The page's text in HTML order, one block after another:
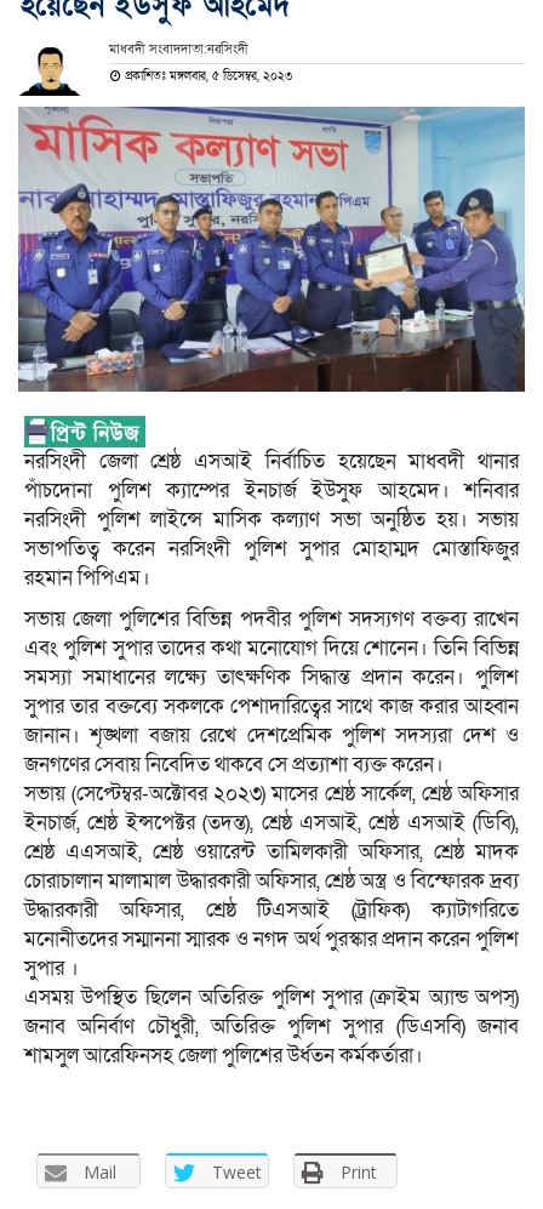
মাধবদী সংবাদদাতা:নরসিংদী
প্রকাশিতঃ মঙ্গলবার, ৫ ডিসেম্বর, ২০২৩
নরসিংদী জেলা শ্রেষ্ঠ এসআই নির্বাচিত হয়েছেন মাধবদী থানার
পাঁচদোনা পুলিশ ক্যাম্পের ইনচার্জ ইউসুফ আহমেদ। শনিবার
নরসিংদী পুলিশ লাইন্সে মাসিক কল্যাণ সভা অনুষ্ঠিত হয়। সভায়
সভাপতিত্ব করেন নরসিংদী পুলিশ সুপার মোহাম্মদ মোস্তাফিজুর
রহমান পিপিএম।
সভায় জেলা পুলিশের বিভিন্ন পদবীর পুলিশ সদস্যগণ বক্তব্য রাখেন
এবং পুলিশ সুপার তাদের কথা মনোযোগ দিয়ে শোনেন। তিনি বিভিন্ন
সমস্যা সমাধানের লক্ষ্যে তাৎক্ষণিক সিদ্ধান্ত প্রদান করেন। পুলিশ
সুপার তার বক্তব্যে সকলকে পেশাদারিত্বের সাথে কাজ করার আহ্বান
জানান। শৃঙ্খলা বজায় রেখে দেশপ্রেমিক পুলিশ সদস্যরা দেশ ও
জনগণের সেবায় নিবেদিত থাকবে সে প্রত্যাশা ব্যক্ত করেন।
সভায় (সেপ্টেম্বর-অক্টোবর ২০২৩) মাসের শ্রেষ্ঠ সার্কেল, শ্রেষ্ঠ অফিসার
ইনচার্জ, শ্রেষ্ঠ ইন্সপেক্টর (তদন্ত), শ্রেষ্ঠ এসআই, শ্রেষ্ঠ এসআই (ডিবি),
শ্রেষ্ঠ এএসআই, শ্রেষ্ঠ ওয়ারেন্ট তামিলকারী অফিসার, শ্রেষ্ঠ মাদক
চোরাচালান মালামাল উদ্ধারকারী অফিসার, শ্রেষ্ঠ অস্ত্র ও বিস্ফোরক দ্রব্য
উদ্ধারকারী অফিসার, শ্রেষ্ঠ টিএসআই (ট্রাফিক) ক্যাটাগরিতে
মনোনীতদের সম্মাননা স্মারক ও নগদ অর্থ পুরস্কার প্রদান করেন পুলিশ
সুপার ।
এসময় উপস্থিত ছিলেন অতিরিক্ত পুলিশ সুপার (ক্রাইম অ্যান্ড অপস্)
জনাব অনির্বাণ চৌধুরী, অতিরিক্ত পুলিশ সুপার (ডিএসবি) জনাব
শামসুল আরেফিনসহ জেলা পুলিশের উর্ধতন কর্মকর্তারা।
Mail Tweet Print